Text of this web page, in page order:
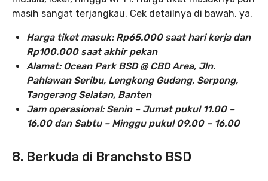
masih sangat terjangkau. Cek detailnya di bawah, ya.
Harga tiket masuk: Rp65.000 saat hari kerja dan
Rp100.000 saat akhir pekan
Alamat: Ocean Park BSD @ CBD Area, Jln.
Pahlawan Seribu, Lengkong Gudang, Serpong,
Tangerang Selatan, Banten
Jam operasional: Senin – Jumat pukul 11.00 –
16.00 dan Sabtu – Minggu pukul 09.00 – 16.00
8. Berkuda di Branchsto BSD